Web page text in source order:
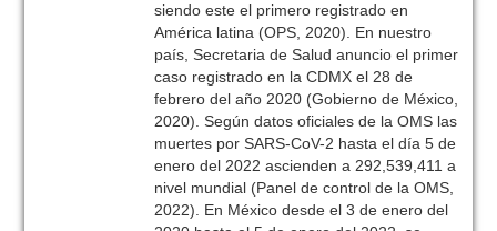
siendo este el primero registrado en
América latina (OPS, 2020). En nuestro
país, Secretaria de Salud anuncio el primer
caso registrado en la CDMX el 28 de
febrero del año 2020 (Gobierno de México,
2020). Según datos oficiales de la OMS las
muertes por SARS-CoV-2 hasta el día 5 de
enero del 2022 ascienden a 292,539,411 a
nivel mundial (Panel de control de la OMS,
2022). En México desde el 3 de enero del